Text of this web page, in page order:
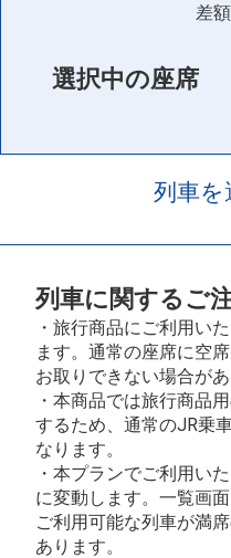
差
選択中の座席
列車を
列車に関するご
・旅行商品にご利用い
ます。通常の座席に空
お取りできない場合があ
・本商品では旅行商品
するため、通常のJR乗
なります。
・本プランでご利用い
に変動します。一覧画
ご利用可能な列車が満
あります。